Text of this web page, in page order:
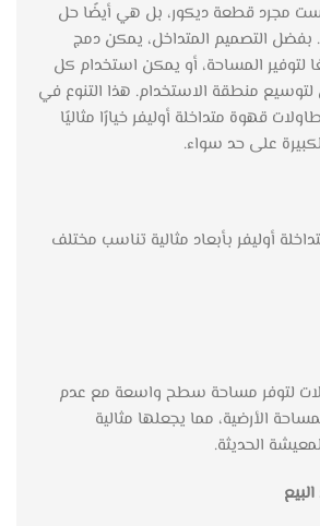
مجرد قطعة ديكور، بل هي أيضًا حل
بفضل التصميم المتداخل، يمكن دمج
لتوفير المساحة، أو يمكن استخدام كل
منطقة الاستخدام. هذا التنوع في
قهوة متداخلة أوليفر خيارًا مثاليًا
على حد سواء.
أوليفر بأبعاد مثالية تناسب مختلف
لتوفر مساحة سطح واسعة مع عدم
الأرضية، مما يجعلها مثالية
الحديثة.